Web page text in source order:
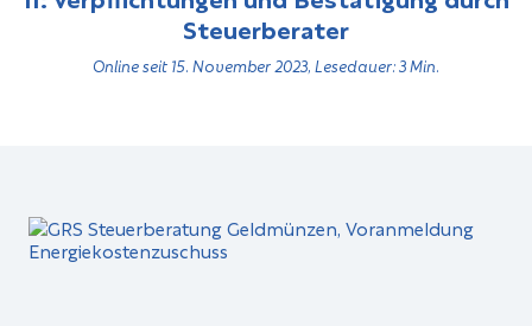
Steuerberater
Online seit 15. November 2023, Lesedauer: 3 Min.